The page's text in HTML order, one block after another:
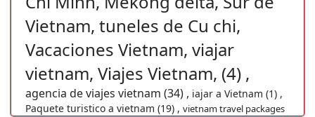
Vietnam, tuneles de Cu chi,
Vacaciones Vietnam, viajar
vietnam, Viajes Vietnam, (4) ,
agencia de viajes vietnam (34) , iajar a Vietnam (1) ,
Paquete turistico a vietnam (19) , vietnam travel packages